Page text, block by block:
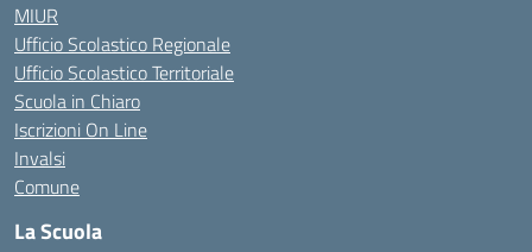
MIUR
Ufficio Scolastico Regionale
Ufficio Scolastico Territoriale
Scuola in Chiaro
Iscrizioni On Line
Invalsi
Comune
La Scuola